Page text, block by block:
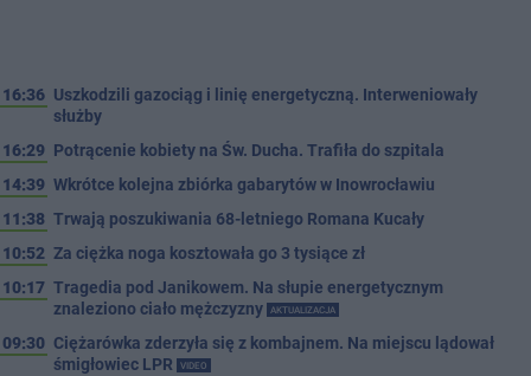
16:36 Uszkodzili gazociąg i linię energetyczną. Interweniowały
służby
16:29 Potrącenie kobiety na Św. Ducha. Trafiła do szpitala
14:39 Wkrótce kolejna zbiórka gabarytów w Inowrocławiu
11:38 Trwają poszukiwania 68-letniego Romana Kucały
10:52 Za ciężka noga kosztowała go 3 tysiące zł
10:17 Tragedia pod Janikowem. Na słupie energetycznym
znaleziono ciało mężczyzny
AKTUALIZACJA
09:30 Ciężarówka zderzyła się z kombajnem. Na miejscu lądował
śmigłowiec LPR
VIDEO